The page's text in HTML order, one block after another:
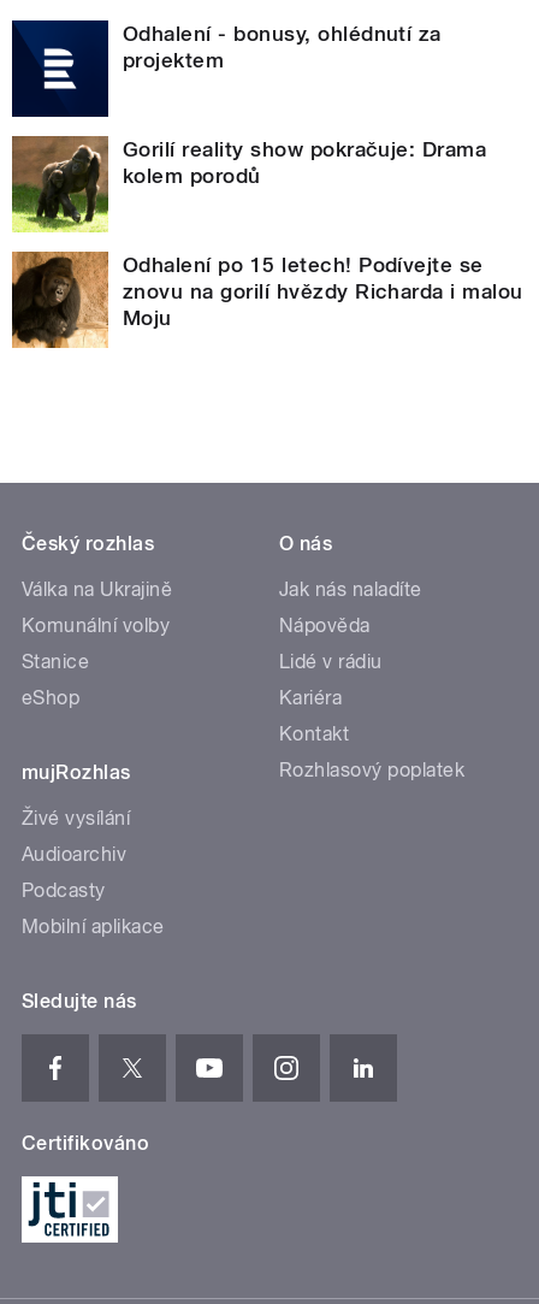
Odhalení - bonusy, ohlédnutí za
projektem
Gorilí reality show pokračuje: Drama
kolem porodů
Odhalení po 15 letech! Podívejte se
znovu na gorilí hvězdy Richarda i malou
Moju
Český rozhlas
Válka na Ukrajině
Komunální volby
Stanice
eShop
mujRozhlas
Živé vysílání
Audioarchiv
Podcasty
Mobilní aplikace
O nás
Jak nás naladíte
Nápověda
Lidé v rádiu
Kariéra
Kontakt
Rozhlasový poplatek
Sledujte nás
Certifikováno